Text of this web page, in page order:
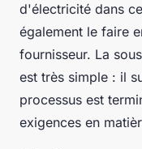
d'électricité dans
également le faire
fournisseur. La
est très simple : il
processus est
exigences en